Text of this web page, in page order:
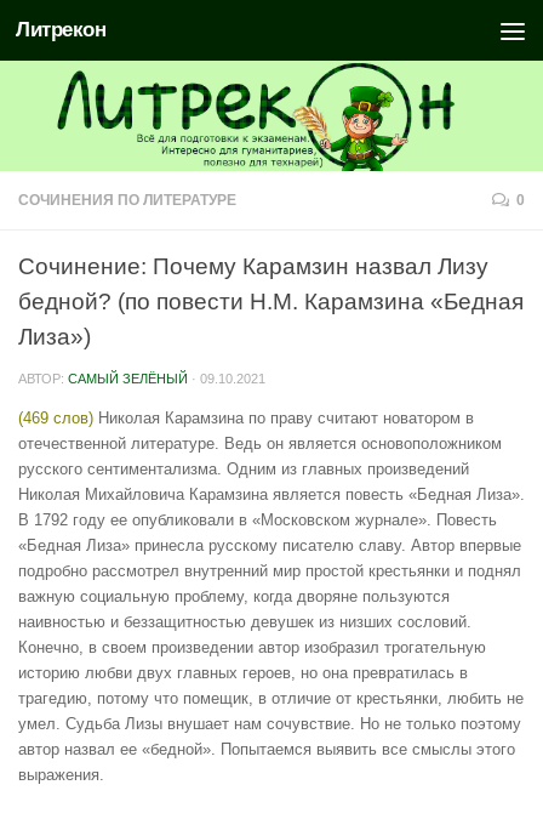
Литрекон
СОЧИНЕНИЯ ПО ЛИТЕРАТУРЕ 0
Сочинение: Почему Карамзин назвал Лизу
бедной? (по повести Н.М. Карамзина «Бедная
Лиза»)
АВТОР: САМЫЙ ЗЕЛЁНЫЙ · 09.10.2021
(469 слов) Николая Карамзина по праву считают новатором в
отечественной литературе. Ведь он является основоположником
русского сентиментализма. Одним из главных произведений
Николая Михайловича Карамзина является повесть «Бедная Лиза».
В 1792 году ее опубликовали в «Московском журнале». Повесть
«Бедная Лиза» принесла русскому писателю славу. Автор впервые
подробно рассмотрел внутренний мир простой крестьянки и поднял
важную социальную проблему, когда дворяне пользуются
наивностью и беззащитностью девушек из низших сословий.
Конечно, в своем произведении автор изобразил трогательную
историю любви двух главных героев, но она превратилась в
трагедию, потому что помещик, в отличие от крестьянки, любить не
умел. Судьба Лизы внушает нам сочувствие. Но не только поэтому
автор назвал ее «бедной». Попытаемся выявить все смыслы этого
выражения.